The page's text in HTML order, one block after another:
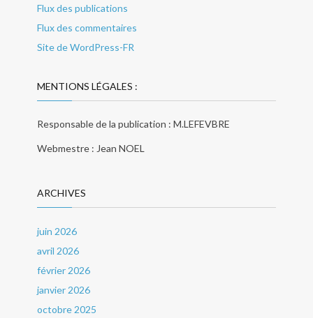
Flux des publications
Flux des commentaires
Site de WordPress-FR
MENTIONS LÉGALES :
Responsable de la publication : M.LEFEVBRE
Webmestre : Jean NOEL
ARCHIVES
juin 2026
avril 2026
février 2026
janvier 2026
octobre 2025